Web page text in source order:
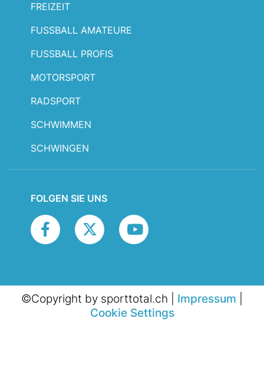
FREIZEIT
FUSSBALL AMATEURE
FUSSBALL PROFIS
MOTORSPORT
RADSPORT
SCHWIMMEN
SCHWINGEN
FOLGEN SIE UNS
©Copyright by sporttotal.ch | Impressum
Cookie Settings